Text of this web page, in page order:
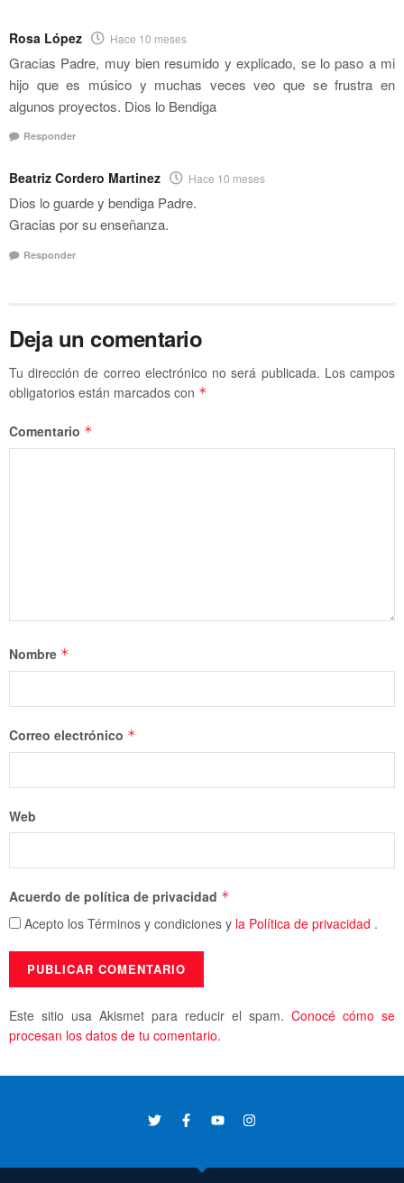
Rosa López Hace 10 meses
Gracias Padre, muy bien resumido y explicado, se lo paso a mi
hijo que es músico y muchas veces veo que se frustra en
algunos proyectos. Dios lo Bendiga
Responder
Beatriz Cordero Martinez Hace 10 meses
Dios lo guarde y bendiga Padre.
Gracias por su enseñanza.
Responder
Deja un comentario
Tu dirección de correo electrónico no será publicada. Los campos
obligatorios están marcados con *
Comentario *
Nombre *
Correo electrónico *
Web
Acuerdo de política de privacidad *
Acepto los Términos y condiciones y la Política de privacidad .
Este sitio usa Akismet para reducir el spam. Conocé cómo se
procesan los datos de tu comentario.